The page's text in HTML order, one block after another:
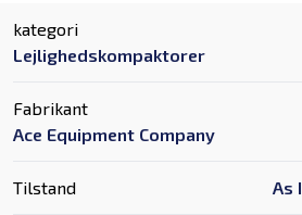
kategori
Lejlighedskompaktorer
Fabrikant
Ace Equipment Company
Tilstand As